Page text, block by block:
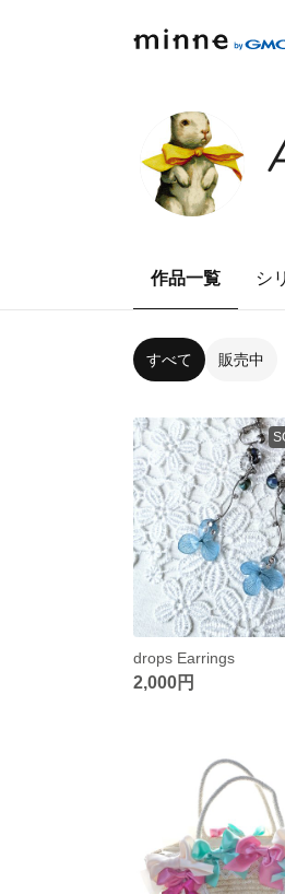
作品一覧 シ
すべて 販売中
drops Earrings
2,000円